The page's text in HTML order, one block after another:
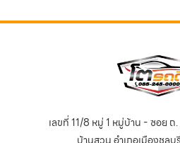
เลขที่ 11/8 หมู่ 1 หมู่บ้าน - ซอย ถ